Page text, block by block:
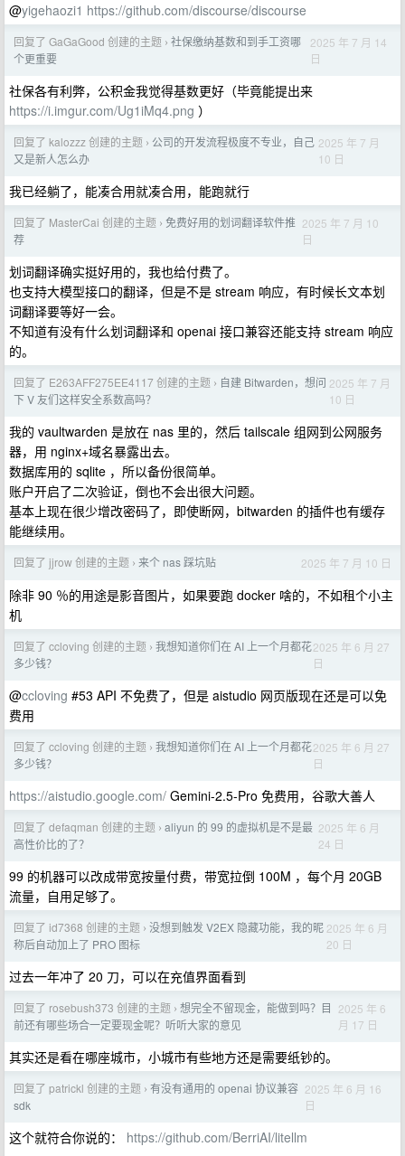
@yigehaozi1 https://github.com/discourse/discourse
回复了 GaGaGood 创建的主题 › 社保缴纳基数和到手工资哪
个更重要
2025 年 7 月 14
日
社保各有利弊，公积金我觉得基数更好（毕竟能提出来
https://i.imgur.com/Ug1iMq4.png ）
回复了 kalozzz 创建的主题 › 公司的开发流程极度不专业，自己
又是新人怎么办
2025 年 7 月
10 日
我已经躺了，能凑合用就凑合用，能跑就行
回复了 MasterCai 创建的主题 › 免费好用的划词翻译软件推
荐
2025 年 7 月 10
日
划词翻译确实挺好用的，我也给付费了。
也支持大模型接口的翻译，但是不是 stream 响应，有时候长文本划
词翻译要等好一会。
不知道有没有什么划词翻译和 openai 接口兼容还能支持 stream 响应
的。
回复了 E263AFF275EE4117 创建的主题 › 自建 Bitwarden，想问
下 V 友们这样安全系数高吗？
2025 年 7 月
10 日
我的 vaultwarden 是放在 nas 里的，然后 tailscale 组网到公网服务
器，用 nginx+域名暴露出去。
数据库用的 sqlite ，所以备份很简单。
账户开启了二次验证，倒也不会出很大问题。
基本上现在很少增改密码了，即使断网，bitwarden 的插件也有缓存
能继续用。
回复了 jjrow 创建的主题 › 来个 nas 踩坑贴 2025 年 7 月 10 日
除非 90 ％的用途是影音图片，如果要跑 docker 啥的，不如租个小主
机
回复了 ccloving 创建的主题 › 我想知道你们在 AI 上一个月都花
多少钱？
2025 年 6 月 27
日
@ccloving #53 API 不免费了，但是 aistudio 网页版现在还是可以免
费用
回复了 ccloving 创建的主题 › 我想知道你们在 AI 上一个月都花
多少钱？
2025 年 6 月 27
日
https://aistudio.google.com/ Gemini-2.5-Pro 免费用，谷歌大善人
回复了 defaqman 创建的主题 › aliyun 的 99 的虚拟机是不是最
高性价比的了？
2025 年 6 月
24 日
99 的机器可以改成带宽按量付费，带宽拉倒 100M ，每个月 20GB
流量，自用足够了。
回复了 id7368 创建的主题 › 没想到触发 V2EX 隐藏功能，我的昵
称后自动加上了 PRO 图标
2025 年 6 月
20 日
过去一年冲了 20 刀，可以在充值界面看到
回复了 rosebush373 创建的主题 › 想完全不留现金，能做到吗？目
前还有哪些场合一定要现金呢？听听大家的意见
2025 年 6
月 17 日
其实还是看在哪座城市，小城市有些地方还是需要纸钞的。
回复了 patrickl 创建的主题 › 有没有通用的 openai 协议兼容
sdk
2025 年 6 月 16
日
这个就符合你说的： https://github.com/BerriAI/litellm